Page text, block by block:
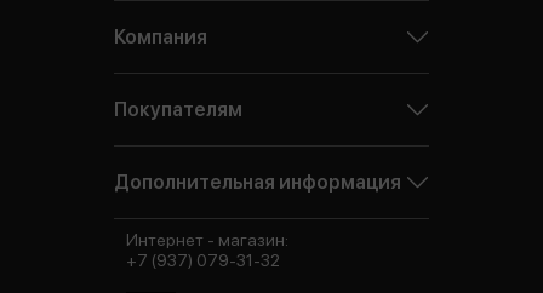
Компания
Покупателям
Дополнительная информация
Интернет - магазин:
+7 (937) 079-31-32